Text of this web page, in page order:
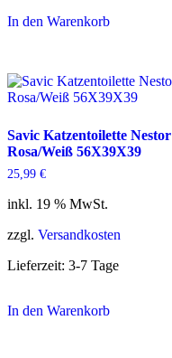
In den Warenkorb
Savic Katzentoilette Nestor
Rosa/Weiß 56X39X39
25,99 €
inkl. 19 % MwSt.
zzgl. Versandkosten
Lieferzeit: 3-7 Tage
In den Warenkorb